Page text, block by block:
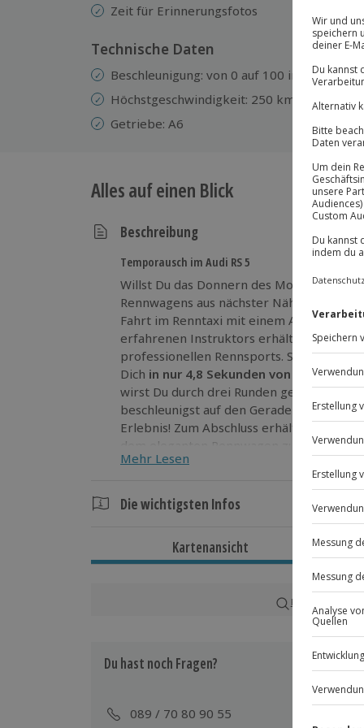
Zeit für Erinnerungsfotos
Technische Daten
Beschleunigung: von 0 auf 100 in 4,8 sek.
Höchstgeschwindigkeit: 250 km/h
Getriebe: A6
Alles auf einen Blick
Beschreibung
Temporausch im Audi RS 5
Willst Du das Donnern des Motors
Rennwagens aus nächster Nähe spüren?
Fahrt im Renntaxi mit einem Audi RS 5!
erfahrenen Instruktors erhältst Du einen
professionellen Rennsports. Spüre, wie
Dich in nur 4,8 Sekunden von 0 auf 100
wirst Du durch drei Runden geleitet,
beschleunigst auf den Geraden auf bis zu
Erlebnis! Zum Abschluss erhältst Du die
dem eleganten Rennwagen zu machen.
Lass Dich auf dieses
atemberaubende
mit dem Audi RS 5 ein und fühle die
Mehr Lesen
Die wichtigsten Infos
Gesamtdauer: ca. 1 Stunde
Reine Fahrzeit: ca. 12-20 Minuten
Ganzjährig zu bestimmten Terminen
Teilnahme für Personen mit Handicap
Kartenansicht
Karte in
Du hast noch Fragen?
089 / 70 80 90 55